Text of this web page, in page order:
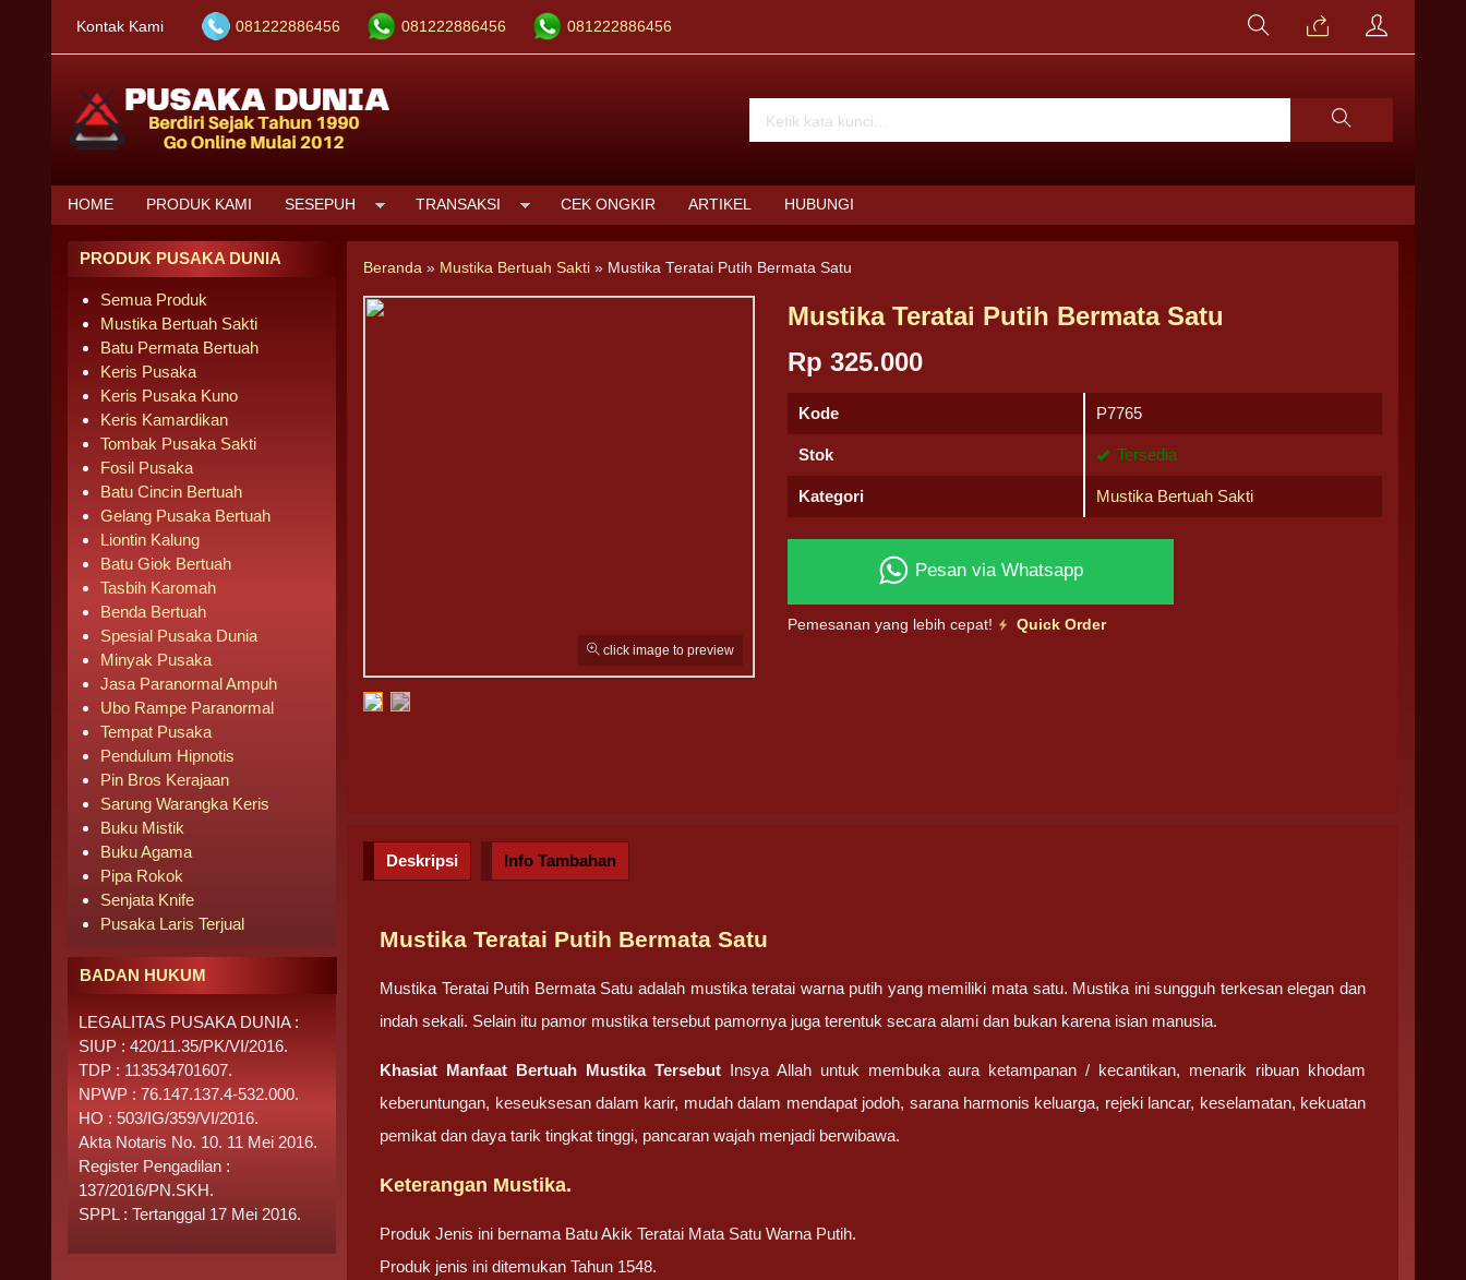
Kontak Kami 081222886456 081222886456 081222886456
HOME PRODUK KAMI SESEPUH TRANSAKSI CEK ONGKIR ARTIKEL HUBUNGI
Beranda » Mustika Bertuah Sakti » Mustika Teratai Putih Bermata Satu
click image to preview
Mustika Teratai Putih Bermata Satu
Rp 325.000
Kode P7765
Stok Tersedia
Kategori Mustika Bertuah Sakti
Pesan via Whatsapp
Pemesanan yang lebih cepat! Quick Order
Deskripsi Info Tambahan
Mustika Teratai Putih Bermata Satu
Mustika Teratai Putih Bermata Satu adalah mustika teratai warna putih yang memiliki mata satu. Mustika ini sungguh terkesan elegan dan
indah sekali. Selain itu pamor mustika tersebut pamornya juga terentuk secara alami dan bukan karena isian manusia.
Khasiat Manfaat Bertuah Mustika Tersebut Insya Allah untuk membuka aura ketampanan / kecantikan, menarik ribuan khodam
keberuntungan, keseuksesan dalam karir, mudah dalam mendapat jodoh, sarana harmonis keluarga, rejeki lancar, keselamatan, kekuatan
pemikat dan daya tarik tingkat tinggi, pancaran wajah menjadi berwibawa.
Keterangan Mustika.
Produk Jenis ini bernama Batu Akik Teratai Mata Satu Warna Putih.
Produk jenis ini ditemukan Tahun 1548.
PRODUK PUSAKA DUNIA
Semua Produk
Mustika Bertuah Sakti
Batu Permata Bertuah
Keris Pusaka
Keris Pusaka Kuno
Keris Kamardikan
Tombak Pusaka Sakti
Fosil Pusaka
Batu Cincin Bertuah
Gelang Pusaka Bertuah
Liontin Kalung
Batu Giok Bertuah
Tasbih Karomah
Benda Bertuah
Spesial Pusaka Dunia
Minyak Pusaka
Jasa Paranormal Ampuh
Ubo Rampe Paranormal
Tempat Pusaka
Pendulum Hipnotis
Pin Bros Kerajaan
Sarung Warangka Keris
Buku Mistik
Buku Agama
Pipa Rokok
Senjata Knife
Pusaka Laris Terjual
BADAN HUKUM
LEGALITAS PUSAKA DUNIA :
SIUP : 420/11.35/PK/VI/2016.
TDP : 113534701607.
NPWP : 76.147.137.4-532.000.
HO : 503/IG/359/VI/2016.
Akta Notaris No. 10. 11 Mei 2016.
Register Pengadilan :
137/2016/PN.SKH.
SPPL : Tertanggal 17 Mei 2016.